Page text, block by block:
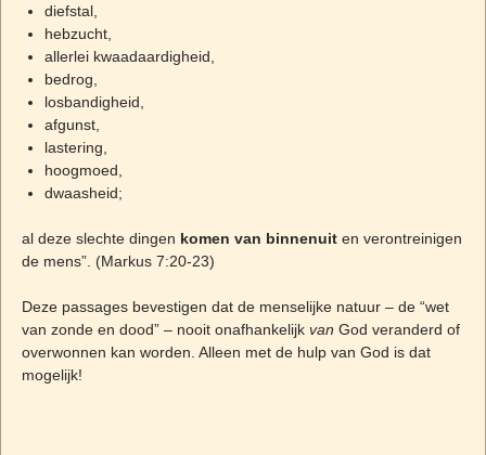
diefstal,
hebzucht,
allerlei kwaadaardigheid,
bedrog,
losbandigheid,
afgunst,
lastering,
hoogmoed,
dwaasheid;
al deze slechte dingen komen van binnenuiten verontreinigen
de mens”. (Markus 7:20-23)
Deze passages bevestigen dat de menselijke natuur – de “wet
van zonde en dood” – nooit onafhankelijkvan God veranderd of
overwonnen kan worden. Alleen met de hulp van God is dat
mogelijk!